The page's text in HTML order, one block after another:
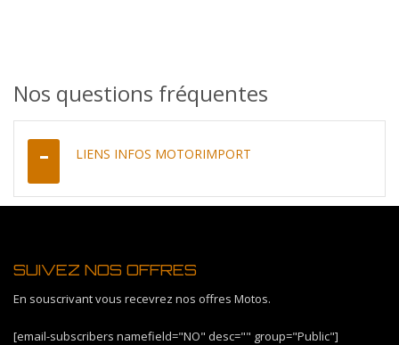
Nos questions fréquentes
LIENS INFOS MOTORIMPORT
SUIVEZ NOS OFFRES
En souscrivant vous recevrez nos offres Motos.
[email-subscribers namefield="NO" desc="" group="Public"]